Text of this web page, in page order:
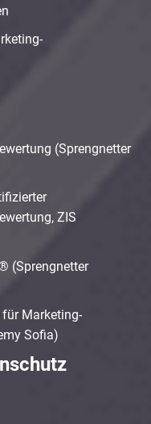
(Sprengnetter
ZIS
(Sprengnetter
Marketing-
Sofia)